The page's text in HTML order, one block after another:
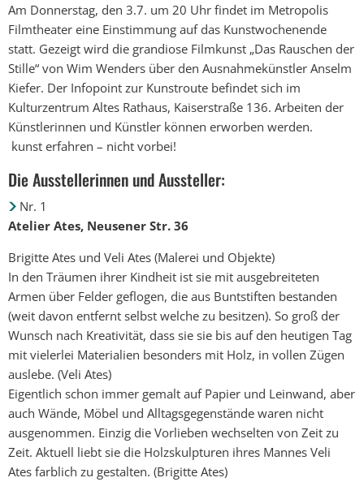
Am Donnerstag, den 3.7. um 20 Uhr findet im Metropolis
Filmtheater eine Einstimmung auf das Kunstwochenende
statt. Gezeigt wird die grandiose Filmkunst „Das Rauschen der
Stille“ von Wim Wenders über den Ausnahmekünstler Anselm
Kiefer. Der Infopoint zur Kunstroute befindet sich im
Kulturzentrum Altes Rathaus, Kaiserstraße 136. Arbeiten der
Künstlerinnen und Künstler können erworben werden.
kunst erfahren – nicht vorbei!
Die Ausstellerinnen und Aussteller:
Nr. 1
Atelier Ates, Neusener Str. 36
Brigitte Ates und Veli Ates (Malerei und Objekte)
In den Träumen ihrer Kindheit ist sie mit ausgebreiteten
Armen über Felder geflogen, die aus Buntstiften bestanden
(weit davon entfernt selbst welche zu besitzen). So groß der
Wunsch nach Kreativität, dass sie sie bis auf den heutigen Tag
mit vielerlei Materialien besonders mit Holz, in vollen Zügen
auslebe. (Veli Ates)
Eigentlich schon immer gemalt auf Papier und Leinwand, aber
auch Wände, Möbel und Alltagsgegenstände waren nicht
ausgenommen. Einzig die Vorlieben wechselten von Zeit zu
Zeit. Aktuell liebt sie die Holzskulpturen ihres Mannes Veli
Ates farblich zu gestalten. (Brigitte Ates)